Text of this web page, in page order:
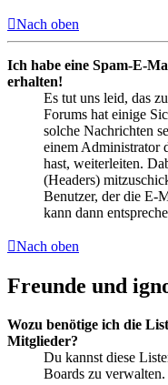
Nach oben
Ich habe eine Spam-E-
erhalten!
Es tut uns leid, das
Forums hat einige
solche Nachrichten
einem Administrator
hast, weiterleiten.
(Headers)
Benutzer, der die E-
kann dann
Nach oben
Freunde und
Wozu benötige ich die
Mitglieder?
Du kannst diese
Boards zu